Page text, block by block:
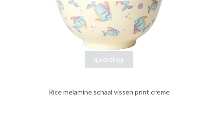
quickshop
Rice melamine schaal vissen print creme